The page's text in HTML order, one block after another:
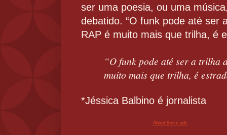
ser uma poesia, ou uma
debatido. “O funk pode até ser
RAP é muito mais que trilha, é
“O funk pode até ser a trilha
muito mais que trilha, é
*Jéssica Balbino é jornalista
About these ads